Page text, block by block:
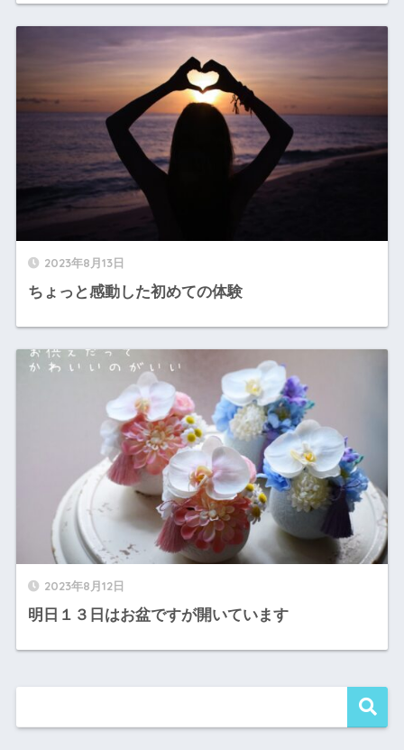
2023年8月13日
ちょっと感動した初めての体験
2023年8月12日
明日１３日はお盆ですが開いています